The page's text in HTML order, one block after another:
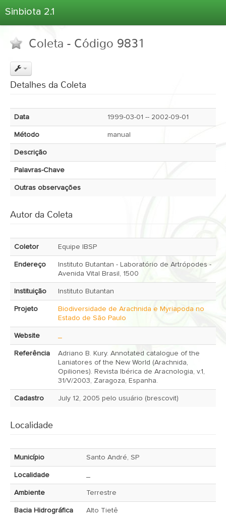
Sinbiota 2.1
Informações Ambientais
Coletas
Atlas 2.1
Estatísticas
Sobre o Sinbiota
Login
Coleta - Código 9831
Detalhes da Coleta
Data 1999-03-01 -- 2002-09-01
Método manual
Descrição
Palavras-Chave
Outras observações
Autor da Coleta
Coletor Equipe IBSP
Endereço
Instituto Butantan - Laboratório de Artrópodes -
Avenida Vital Brasil, 1500
Instituição Instituto Butantan
Projeto
Biodiversidade de Arachnida e Myriapoda no
Estado de São Paulo
Website
Referência
Adriano B. Kury. Annotated catalogue of the
Laniatores of the New World (Arachnida,
Opiliones). Revista Ibérica de Aracnologia, v.1,
31/V/2003, Zaragoza, Espanha.
Cadastro July 12, 2005 pelo usuário (brescovit)
Localidade
Município Santo André, SP
Localidade
Ambiente Terrestre
Bacia Hidrográfica Alto Tietê